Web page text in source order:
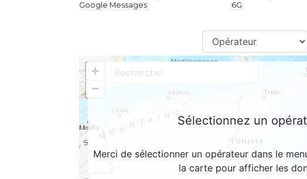
Google Messages
6G